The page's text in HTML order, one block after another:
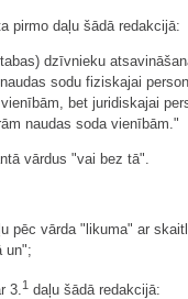
pirmo daļu šādā redakcijā:
dzīvnieku
sodu fiziskajai
bet juridiskajai
naudas soda vienībām."
vārdus "vai bez tā".
pēc vārda "likuma" ar
un";
3. 1 daļu šādā redakcijā: